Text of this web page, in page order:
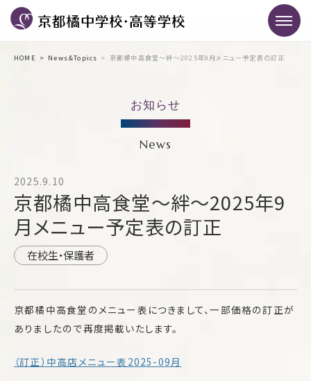
HOME News＆Topics 京都橘中高食堂～絆～2025年9月メニュー予定表の訂正
お知らせ
News
2025.9.10
京都橘中高食堂～絆～2025年9
月メニュー予定表の訂正
在校生・保護者
京都橘中高食堂のメニュー表につきまして、一部価格の訂正が
ありましたので再度掲載いたします。
（訂正）中高店メニュー表2025-09月